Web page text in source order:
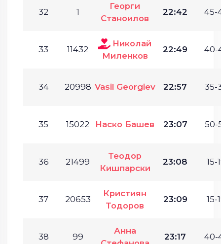
32 1
Георги
Станоилов
22:42 45-
33 11432
Николай
Миленков
22:49 40-
34 20998 Vasil Georgiev 22:57 35-
35 15022 Наско Башев 23:07 50-
36 21499
Теодор
Кишпарски
23:08 15-
37 20653
Кристиян
Тодоров
23:09 15-
38 99
Анна
23:17 40-